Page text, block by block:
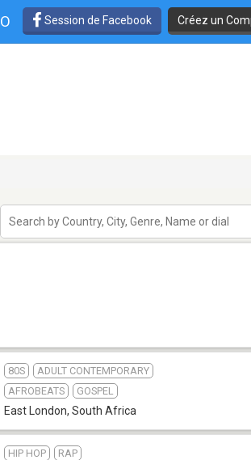
Session de Facebook Créez un
80S
ADULT CONTEMPORARY
AFROBEATS
GOSPEL
East London, South Africa
HIP HOP RAP